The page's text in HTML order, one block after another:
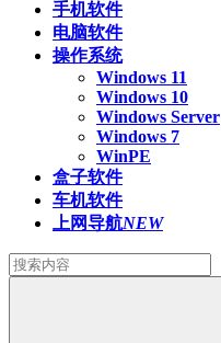
手机软件
电脑软件
操作系统
Windows 11
Windows 10
Windows Server
Windows 7
WinPE
盒子软件
车机软件
上网导航NEW